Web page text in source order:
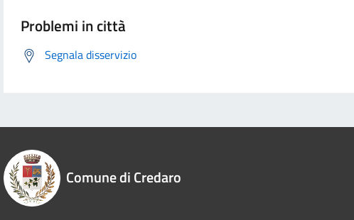
Problemi in città
Segnala disservizio
Comune di Credaro